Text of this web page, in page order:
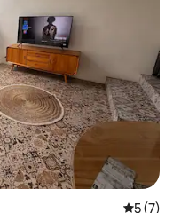
5 de
5 (7)